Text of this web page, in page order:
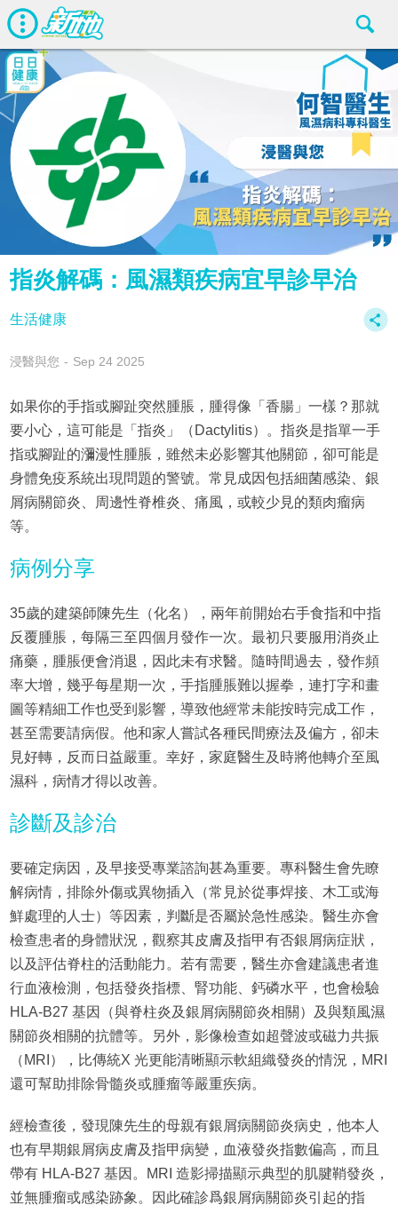
指炎解碼：風濕類疾病宜早診早治
生活健康
浸醫與您 Sep 24 2025
如果你的手指或腳趾突然腫脹，腫得像「香腸」一樣？那就
要小心，這可能是「指炎」（Dactylitis）。指炎是指單一手
指或腳趾的瀰漫性腫脹，雖然未必影響其他關節，卻可能是
身體免疫系統出現問題的警號。常見成因包括細菌感染、銀
屑病關節炎、周邊性脊椎炎、痛風，或較少見的類肉瘤病
等。
病例分享
35歲的建築師陳先生（化名），兩年前開始右手食指和中指
反覆腫脹，每隔三至四個月發作一次。最初只要服用消炎止
痛藥，腫脹便會消退，因此未有求醫。隨時間過去，發作頻
率大增，幾乎每星期一次，手指腫脹難以握拳，連打字和畫
圖等精細工作也受到影響，導致他經常未能按時完成工作，
甚至需要請病假。他和家人嘗試各種民間療法及偏方，卻未
見好轉，反而日益嚴重。幸好，家庭醫生及時將他轉介至風
濕科，病情才得以改善。
診斷及診治
要確定病因，及早接受專業諮詢甚為重要。專科醫生會先瞭
解病情，排除外傷或異物插入（常見於從事焊接、木工或海
鮮處理的人士）等因素，判斷是否屬於急性感染。醫生亦會
檢查患者的身體狀況，觀察其皮膚及指甲有否銀屑病症狀，
以及評估脊柱的活動能力。若有需要，醫生亦會建議患者進
行血液檢測，包括發炎指標、腎功能、鈣磷水平，也會檢驗
HLA-B27 基因（與脊柱炎及銀屑病關節炎相關）及與類風濕
關節炎相關的抗體等。另外，影像檢查如超聲波或磁力共振
（MRI），比傳統X 光更能清晰顯示軟組織發炎的情況，MRI
還可幫助排除骨髓炎或腫瘤等嚴重疾病。
經檢查後，發現陳先生的母親有銀屑病關節炎病史，他本人
也有早期銀屑病皮膚及指甲病變，血液發炎指數偏高，而且
帶有 HLA-B27 基因。MRI 造影掃描顯示典型的肌腱鞘發炎，
並無腫瘤或感染跡象。因此確診爲銀屑病關節炎引起的指